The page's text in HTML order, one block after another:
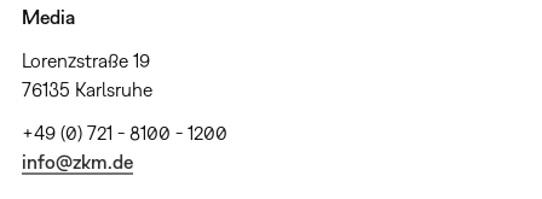
Media
Lorenzstraße 19
76135 Karlsruhe
+49 (0) 721 - 8100 - 1200
info@zkm.de